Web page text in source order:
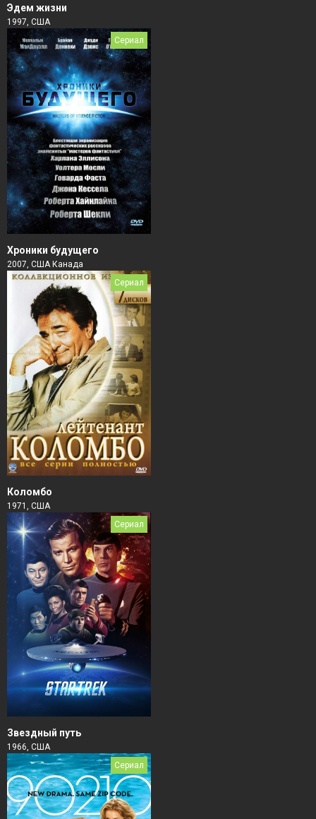
Эдем жизни
1997, США
Сериал
Хроники будущего
2007, США Канада
Сериал
Коломбо
1971, США
Сериал
Звездный путь
1966, США
Сериал